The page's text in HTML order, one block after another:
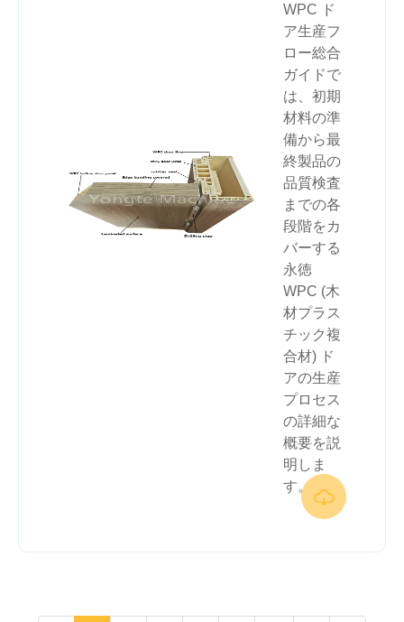
WPC ド
ア生産フ
ロー総合
ガイドで
は、初期
材料の準
備から最
終製品の
品質検査
までの各
段階をカ
バーする
永徳
WPC (木
材プラス
チック複
合材) ド
アの生産
プロセス
の詳細な
概要を説
明しま
す。 